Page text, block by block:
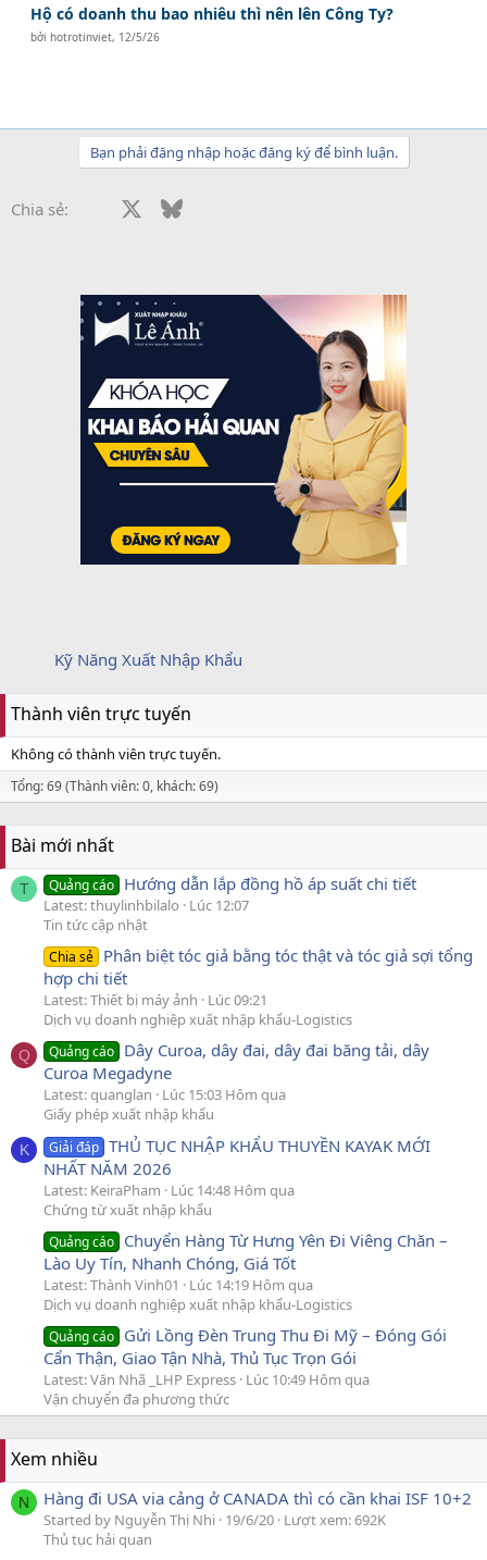
Hộ có doanh thu bao nhiêu thì nên lên Công Ty?
bởihotrotinviet, 12/5/26
Bạn phải đăng nhập hoặc đăng ký để bình luận.
Chia sẻ: Facebook Bluesky
Kỹ Năng Xuất Nhập Khẩu
Thành viên trực tuyến
Không có thành viên trực tuyến.
Tổng: 69 (Thành viên: 0, khách: 69)
Bài mới nhất
T Quảng cáo Hướng dẫn lắp đồng hồ áp suất chi tiết
Latest: thuylinhbilalo
Lúc 12:07
Tin tức cập nhật
Chia sẻ Phân biệt tóc giả bằng tóc thật và tóc giả sợi tổng
hợp chi tiết
Latest: Thiết bị máy ảnh
Lúc 09:21
Dịch vụ doanh nghiệp xuất nhập khẩu-Logistics
Q Quảng cáo Dây Curoa, dây đai, dây đai băng tải, dây
Curoa Megadyne
Latest: quanglan
Lúc 15:03 Hôm qua
Giấy phép xuất nhập khẩu
K Giải đáp THỦ TỤC NHẬP KHẨU THUYỀN KAYAK MỚI
NHẤT NĂM 2026
Latest: KeiraPham
Lúc 14:48 Hôm qua
Chứng từ xuất nhập khẩu
Quảng cáo Chuyển Hàng Từ Hưng Yên Đi Viêng Chăn –
Lào Uy Tín, Nhanh Chóng, Giá Tốt
Latest: Thành Vinh01
Lúc 14:19 Hôm qua
Dịch vụ doanh nghiệp xuất nhập khẩu-Logistics
Quảng cáo Gửi Lồng Đèn Trung Thu Đi Mỹ – Đóng Gói
Cẩn Thận, Giao Tận Nhà, Thủ Tục Trọn Gói
Latest: Văn Nhã _LHP Express Lúc 10:49 Hôm qua
Vận chuyển đa phương thức
Xem nhiều
N Hàng đi USA via cảng ở CANADA thì có cần khai ISF 10+2
Started by Nguyễn Thị Nhi 19/6/20 Lượt xem: 692K
Thủ tục hải quan